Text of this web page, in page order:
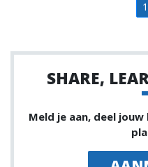
1
SHARE,
Meld je aan, deel